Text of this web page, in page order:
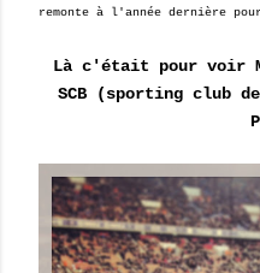
remonte à l'année dernière
Là c'était pour voir
SCB (sporting club